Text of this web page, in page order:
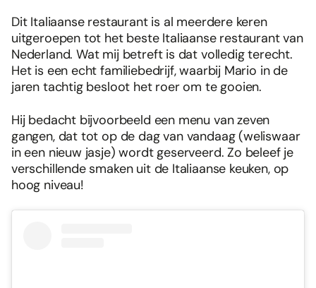
Dit Italiaanse restaurant is al meerdere keren
uitgeroepen tot het beste Italiaanse restaurant van
Nederland. Wat mij betreft is dat volledig terecht.
Het is een echt familiebedrijf, waarbij Mario in de
jaren tachtig besloot het roer om te gooien.
Hij bedacht bijvoorbeeld een menu van zeven
gangen, dat tot op de dag van vandaag (weliswaar
in een nieuw jasje) wordt geserveerd. Zo beleef je
verschillende smaken uit de Italiaanse keuken, op
hoog niveau!